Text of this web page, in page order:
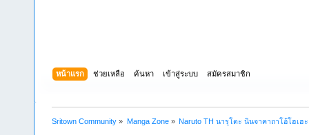
หน้าแรก ช่วยเหลือ ค้นหา เข้าสู่ระบบ สมัครสมาชิก
Sritown Community » Manga Zone» Naruto TH นารุโตะ นินจาคาถาโอ้โฮเฮ